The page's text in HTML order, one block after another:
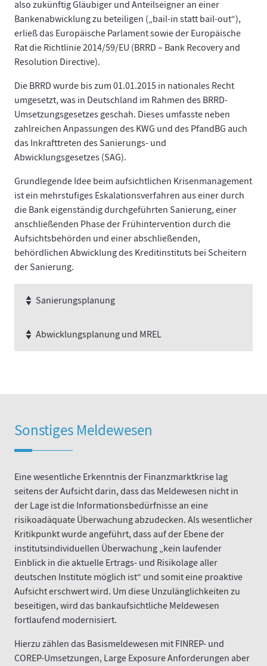
also zukünftig Gläubiger und Anteilseigner an einer
Bankenabwicklung zu beteiligen („bail-in statt bail-out“),
erließ das Europäische Parlament sowie der Europäische
Rat die Richtlinie 2014/59/EU (BRRD – Bank Recovery and
Resolution Directive).
Die BRRD wurde bis zum 01.01.2015 in nationales Recht
umgesetzt, was in Deutschland im Rahmen des BRRD-
Umsetzungsgesetzes geschah. Dieses umfasste neben
zahlreichen Anpassungen des KWG und des PfandBG auch
das Inkrafttreten des Sanierungs- und
Abwicklungsgesetzes (SAG).
Grundlegende Idee beim aufsichtlichen Krisenmanagement
ist ein mehrstufiges Eskalationsverfahren aus einer durch
die Bank eigenständig durchgeführten Sanierung, einer
anschließenden Phase der Frühintervention durch die
Aufsichtsbehörden und einer abschließenden,
behördlichen Abwicklung des Kreditinstituts bei Scheitern
der Sanierung.
Sanierungsplanung
Abwicklungsplanung und MREL
Sonstiges Meldewesen
Eine wesentliche Erkenntnis der Finanzmarktkrise lag
seitens der Aufsicht darin, dass das Meldewesen nicht in
der Lage ist die Informationsbedürfnisse an eine
risikoadäquate Überwachung abzudecken. Als wesentlicher
Kritikpunkt wurde angeführt, dass auf der Ebene der
institutsindividuellen Überwachung „kein laufender
Einblick in die aktuelle Ertrags- und Risikolage aller
deutschen Institute möglich ist“ und somit eine proaktive
Aufsicht erschwert wird. Um diese Unzulänglichkeiten zu
beseitigen, wird das bankaufsichtliche Meldewesen
fortlaufend modernisiert.
Hierzu zählen das Basismeldewesen mit FINREP- und
COREP-Umsetzungen, Large Exposure Anforderungen aber